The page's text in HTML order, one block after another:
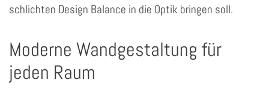
schlichten Design Balance in die Optik bringen soll.
Moderne Wandgestaltung für
jeden Raum